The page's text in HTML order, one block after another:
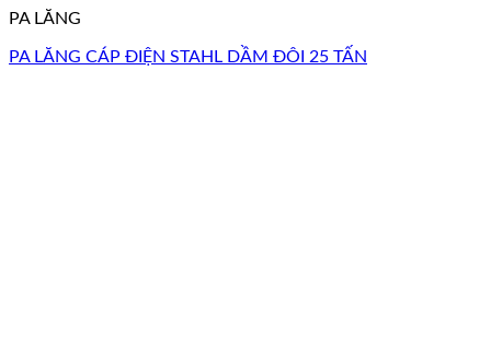
PA LĂNG
PA LĂNG CÁP ĐIỆN STAHL DẦM ĐÔI 25 TẤN